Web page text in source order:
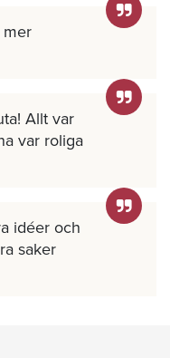
mer
Allt var
var roliga
idéer och
saker